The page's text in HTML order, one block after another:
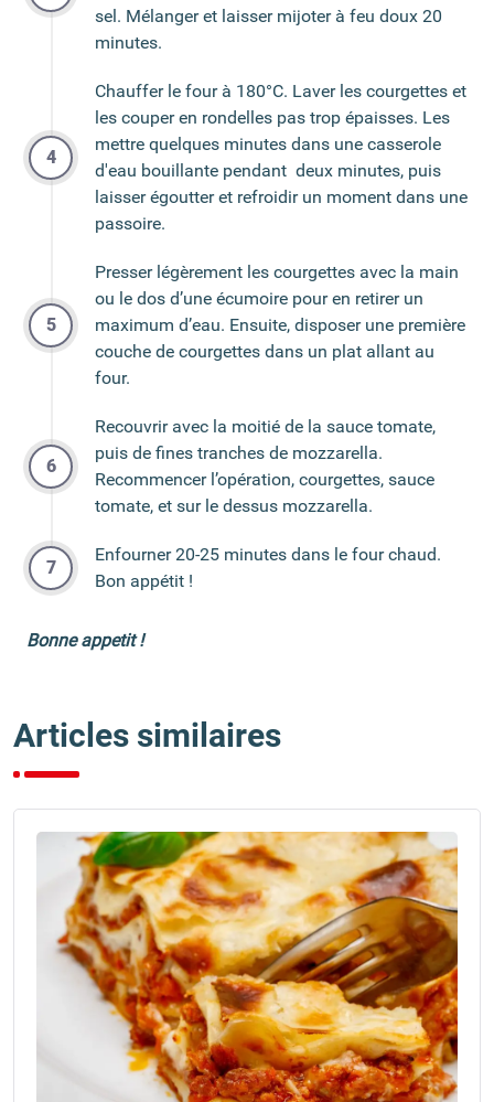
sel. Mélanger et laisser mijoter à feu doux 20
minutes.
Chauffer le four à 180°C. Laver les courgettes et
les couper en rondelles pas trop épaisses. Les
mettre quelques minutes dans une casserole
d'eau bouillante pendant deux minutes, puis
laisser égoutter et refroidir un moment dans une
passoire.
Presser légèrement les courgettes avec la main
ou le dos d’une écumoire pour en retirer un
maximum d’eau. Ensuite, disposer une première
couche de courgettes dans un plat allant au
four.
Recouvrir avec la moitié de la sauce tomate,
puis de fines tranches de mozzarella.
Recommencer l’opération, courgettes, sauce
tomate, et sur le dessus mozzarella.
Enfourner 20-25 minutes dans le four chaud.
Bon appétit !
Bonne appetit !
Articles similaires